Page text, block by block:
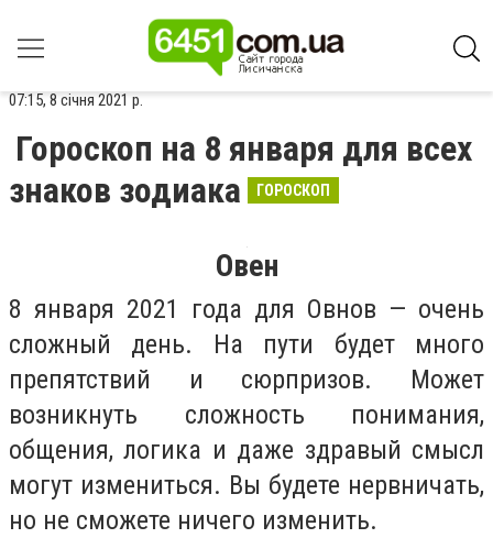
07:15, 8 січня 2021 р.
Гороскоп на 8 января для всех
знаков зодиака
ГОРОСКОП
Овен
8 января 2021 года для Овнов — очень
сложный день. На пути будет много
препятствий и сюрпризов. Может
возникнуть сложность понимания,
общения, логика и даже здравый смысл
могут измениться. Вы будете нервничать,
но не сможете ничего изменить.